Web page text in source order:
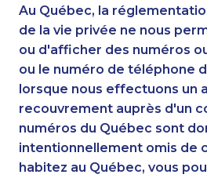
1-416-907-9634
1-514-788-4628
1-604-639-0581
1-587-316-3414
1-778-401-7372
1-438-289-3580
1-250-276-4115
1-
1-902-201-9347
1-
1-778-760-1293
Au Québec, la
de la vie privée ne nous
ou d'afficher des numéros
ou le numéro de téléphone
lorsque nous effectuons un
recouvrement auprès d'un
numéros du Québec sont
intentionnellement omis de
habitez au Québec, vous